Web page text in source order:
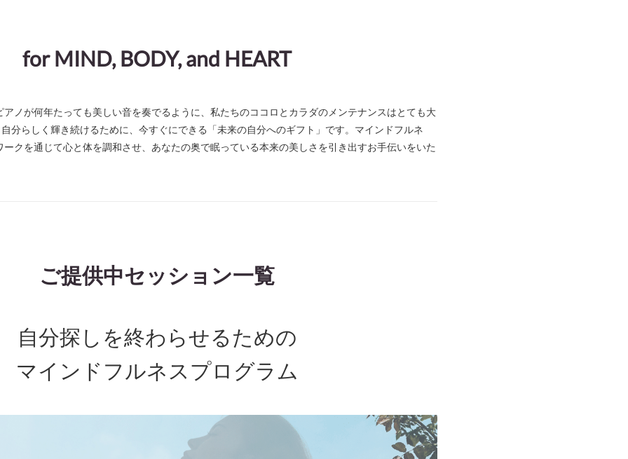
for MIND, BODY, and HEART
ノが何年たっても美しい音を奏でるように、私たちのココロとカラダのメンテナンスはとても大
分らしく輝き続けるために、今すぐにできる「未来の自分へのギフト」です。マインドフルネ
クを通じて心と体を調和させ、あなたの奥で眠っている本来の美しさを引き出すお手伝いをいた
ご提供中セッション一覧
自分探しを終わらせるための
マインドフルネスプログラム